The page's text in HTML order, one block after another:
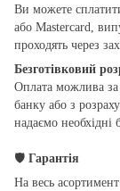
Ви можете
або Mastercard,
проходять через
Безготівковий
Оплата можлива за
банку або з
надаємо необхідні
🛡 Гарантія
На весь